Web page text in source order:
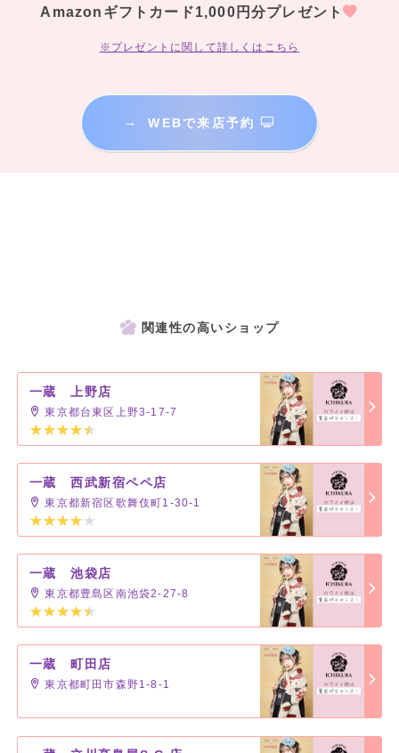
Amazonギフトカード1,000円分プレゼント
※プレゼントに関して詳しくはこちら
→ WEBで来店予約
関連性の高いショップ
一蔵 上野店
東京都台東区上野3-17-7
一蔵 西武新宿ペペ店
東京都新宿区歌舞伎町1-30-1
一蔵 池袋店
東京都豊島区南池袋2-27-8
一蔵 町田店
東京都町田市森野1-8-1